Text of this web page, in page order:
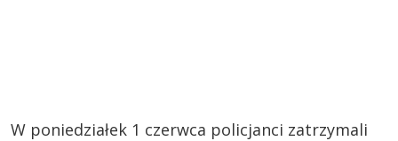
W poniedziałek 1 czerwca policjanci zatrzymali